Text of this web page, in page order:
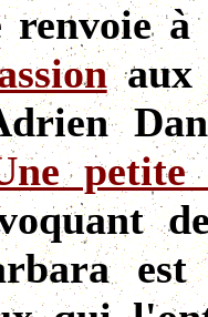
renvoie
aux
petite
est